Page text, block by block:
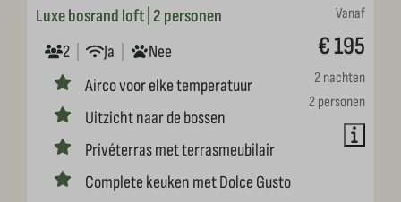
Vanaf
€ 195
2 nachten
2 personen
Luxe bosrand loft | 2 personen
2
Ja
Nee
Airco voor elke temperatuur
Uitzicht naar de bossen
Privéterras met terrasmeubilair
Complete keuken met Dolce Gusto